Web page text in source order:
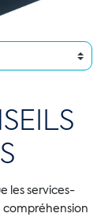
les services-
compréhension